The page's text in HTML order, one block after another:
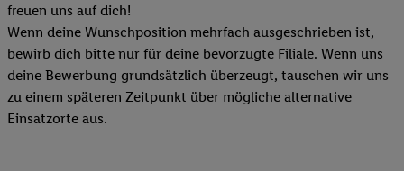
freuen uns auf dich!
Wenn deine Wunschposition mehrfach ausgeschrieben ist,
bewirb dich bitte nur für deine bevorzugte Filiale. Wenn uns
deine Bewerbung grundsätzlich überzeugt, tauschen wir uns
zu einem späteren Zeitpunkt über mögliche alternative
Einsatzorte aus.